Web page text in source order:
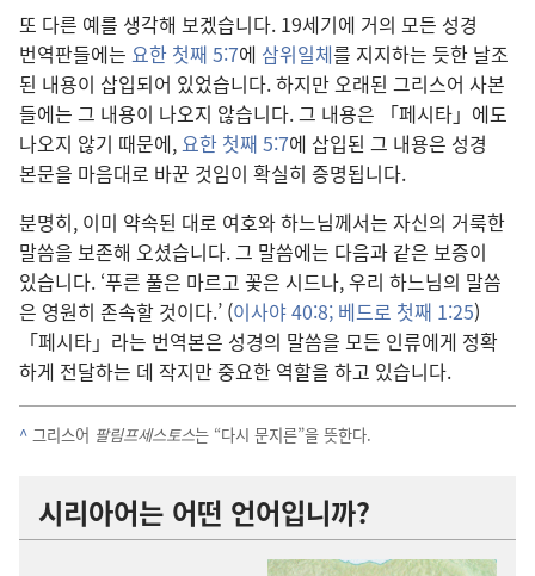
또 다른 예를 생각해 보겠습니다. 19세기에 거의 모든 성경
번역판들에는 요한 첫째 5:7에 삼위일체를 지지하는 듯한 날조
된 내용이 삽입되어 있었습니다. 하지만 오래된 그리스어 사본
들에는 그 내용이 나오지 않습니다. 그 내용은 「페시타」에도
나오지 않기 때문에, 요한 첫째 5:7에 삽입된 그 내용은 성경
본문을 마음대로 바꾼 것임이 확실히 증명됩니다.
분명히, 이미 약속된 대로 여호와 하느님께서는 자신의 거룩한
말씀을 보존해 오셨습니다. 그 말씀에는 다음과 같은 보증이
있습니다. ‘푸른 풀은 마르고 꽃은 시드나, 우리 하느님의 말씀
은 영원히 존속할 것이다.’ (이사야 40:8; 베드로 첫째 1:25)
「페시타」라는 번역본은 성경의 말씀을 모든 인류에게 정확
하게 전달하는 데 작지만 중요한 역할을 하고 있습니다.
^ 그리스어 팔림프세스토스는 “다시 문지른”을 뜻한다.
시리아어는 어떤 언어입니까?